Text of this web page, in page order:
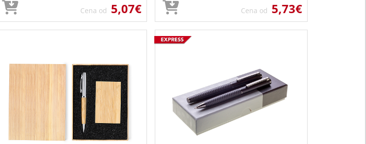
Cena od 5,07€ Cena od 5,73€